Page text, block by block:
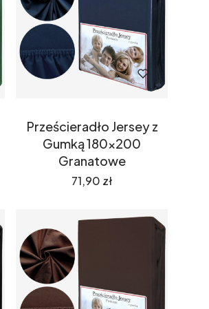
Prześcieradło Jersey z
Gumką 180x200
Granatowe
Cena
71,90 zł